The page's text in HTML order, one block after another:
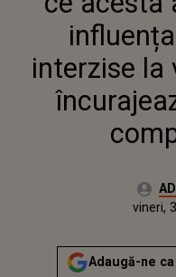
interzise la
Autor:
vineri,
Adaugă-ne